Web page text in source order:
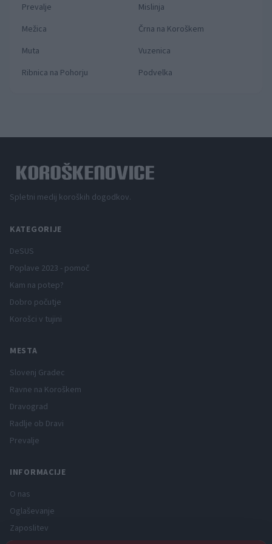
Prevalje
Mislinja
Mežica
Črna na Koroškem
Muta
Vuzenica
Ribnica na Pohorju
Podvelka
Spletni medij koroških dogodkov.
KATEGORIJE
DeSUS
Poplave 2023 - pomoč
Kam na potep?
Dobro počutje
Korošci v tujini
MESTA
Slovenj Gradec
Ravne na Koroškem
Dravograd
Radlje ob Dravi
Prevalje
INFORMACIJE
O nas
Oglaševanje
Zaposlitev